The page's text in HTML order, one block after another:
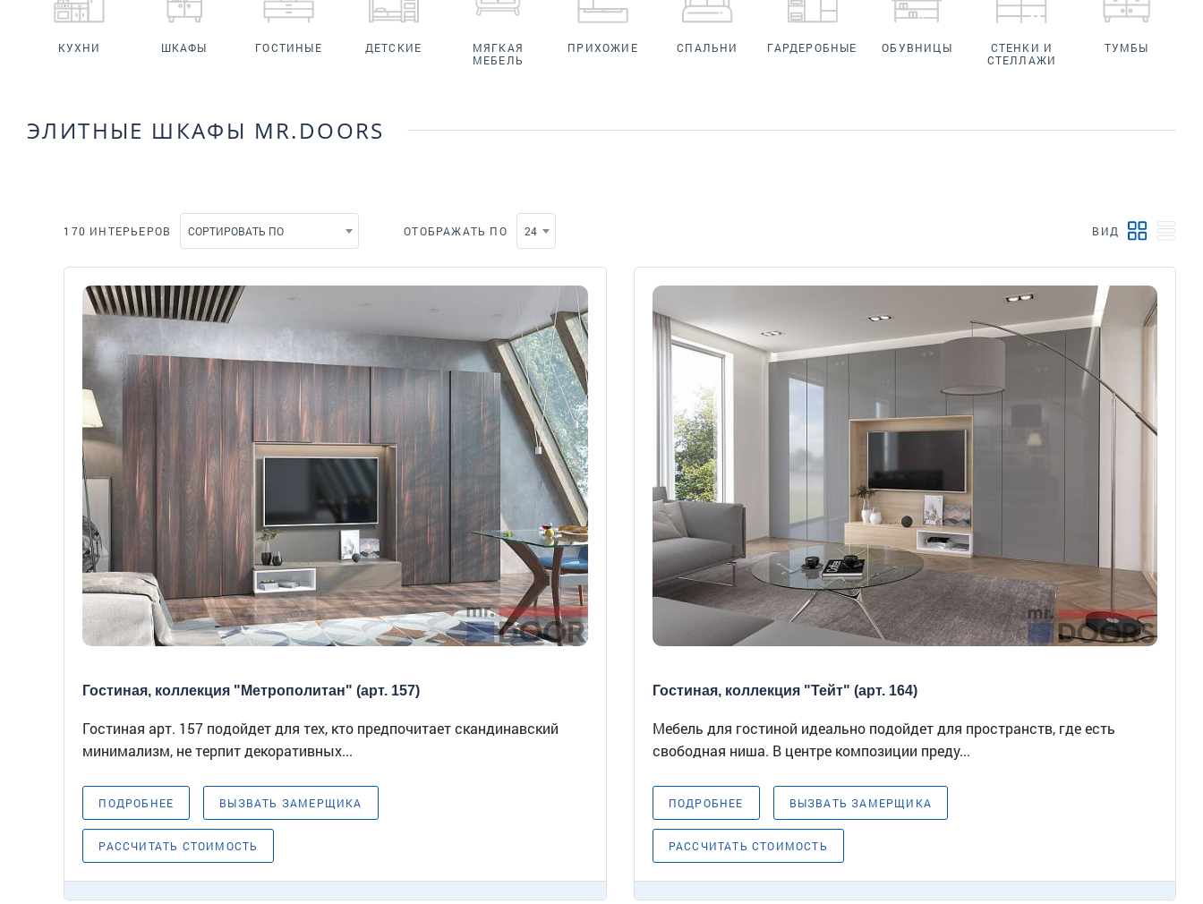
КУХНИ ШКАФЫ ГОСТИНЫЕ ДЕТСКИЕ
МЯГКАЯ
МЕБЕЛЬ
ПРИХОЖИЕ СПАЛЬНИ ГАРДЕРОБНЫЕ ОБУВНИЦЫ
СТЕНКИ И
СТЕЛЛАЖИ
ТУМБЫ
ЭЛИТНЫЕ ШКАФЫ MR.DOORS
170 ИНТЕРЬЕРОВ СОРТИРОВАТЬ ПО ОТОБРАЖАТЬ ПО 24 ВИД
Гостиная, коллекция "Метрополитан" (арт. 157)
Гостиная арт. 157 подойдет для тех, кто предпочитает скандинавский
минимализм, не терпит декоративных...
ПОДРОБНЕЕ ВЫЗВАТЬ ЗАМЕРЩИКА
РАССЧИТАТЬ СТОИМОСТЬ
Гостиная, коллекция "Тейт" (арт. 164)
Мебель для гостиной идеально подойдет для пространств, где есть
свободная ниша. В центре композиции преду...
ПОДРОБНЕЕ ВЫЗВАТЬ ЗАМЕРЩИКА
РАССЧИТАТЬ СТОИМОСТЬ